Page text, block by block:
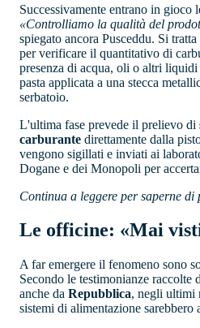
Successivamente entrano in gioco
«Controlliamo la qualità del
spiegato ancora Pusceddu. Si
per verificare il quantitativo di
presenza di acqua, oli o altri liquidi
pasta applicata a una stecca
serbatoio.
L'ultima fase prevede il prelievo di
carburante direttamente dalla
vengono sigillati e inviati ai
Dogane e dei Monopoli per
Continua a leggere per saperne di
Le officine: «Mai
A far emergere il fenomeno sono
Secondo le testimonianze raccolte
anche da Repubblica, negli ultimi
sistemi di alimentazione sarebbero